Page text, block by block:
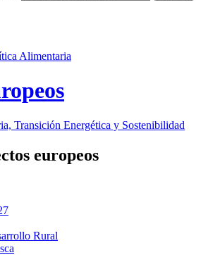
Alimentaria
Transición Energética y Sostenibilidad
europeos
Rural